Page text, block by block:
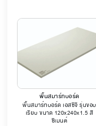
พื้นสมาร์ทบอร์ด
พื้นสมาร์ทบอร์ด เอสซีจี รุ่นขอบ
เรียบ ขนาด 120x240x1.5 สี
ซีเมนต์